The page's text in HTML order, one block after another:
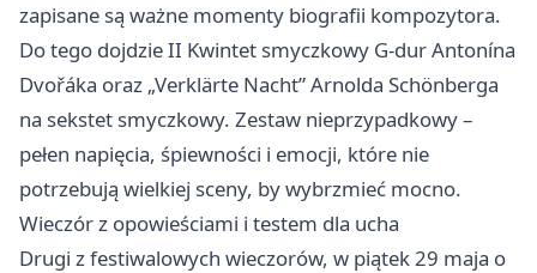
zapisane są ważne momenty biografii kompozytora.
Do tego dojdzie II Kwintet smyczkowy G-dur Antonína
Dvořáka oraz „Verklärte Nacht” Arnolda Schönberga
na sekstet smyczkowy. Zestaw nieprzypadkowy –
pełen napięcia, śpiewności i emocji, które nie
potrzebują wielkiej sceny, by wybrzmieć mocno.
Wieczór z opowieściami i testem dla ucha
Drugi z festiwalowych wieczorów, w piątek 29 maja o